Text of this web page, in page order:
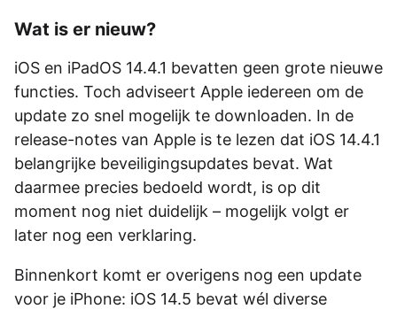
Wat is er nieuw?
iOS en iPadOS 14.4.1 bevatten geen grote nieuwe
functies. Toch adviseert Apple iedereen om de
update zo snel mogelijk te downloaden. In de
release-notes van Apple is te lezen dat iOS 14.4.1
belangrijke beveiligingsupdates bevat. Wat
daarmee precies bedoeld wordt, is op dit
moment nog niet duidelijk – mogelijk volgt er
later nog een verklaring.
Binnenkort komt er overigens nog een update
voor je iPhone: iOS 14.5 bevat wél diverse